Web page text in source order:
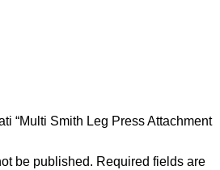
“Multi Smith Leg Press Attachment
be published. Required fields are